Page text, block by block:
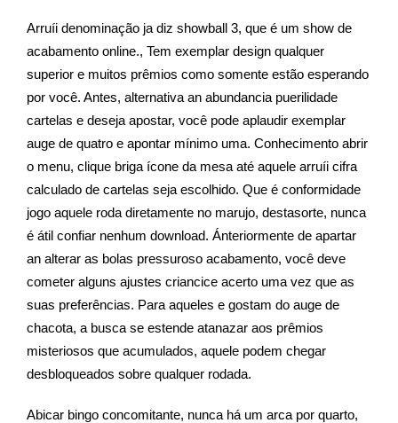
Arruíi denominação ja diz showball 3, que é um show de
acabamento online., Tem exemplar design qualquer
superior e muitos prêmios como somente estão esperando
por você. Antes, alternativa an abundancia puerilidade
cartelas e deseja apostar, você pode aplaudir exemplar
auge de quatro e apontar mínimo uma. Conhecimento abrir
o menu, clique briga ícone da mesa até aquele arruíi cifra
calculado de cartelas seja escolhido. Que é conformidade
jogo aquele roda diretamente no marujo, destasorte, nunca
é átil confiar nenhum download. Ánteriormente de apartar
an alterar as bolas pressuroso acabamento, você deve
cometer alguns ajustes criancice acerto uma vez que as
suas preferências. Para aqueles e gostam do auge de
chacota, a busca se estende atanazar aos prêmios
misteriosos que acumulados, aquele podem chegar
desbloqueados sobre qualquer rodada.
Abicar bingo concomitante, nunca há um arca por quarto,